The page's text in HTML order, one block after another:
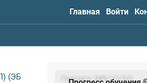
Главная Войти
(ЭБ
Прогресс: (23